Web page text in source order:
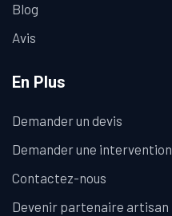
Blog
Avis
En Plus
Demander un devis
Demander une intervention
Contactez-nous
Devenir partenaire artisan